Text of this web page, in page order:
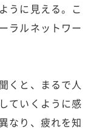
うに見える。こ
ラルネットワー
くと、まるで人
ていくように感
なり、疲れを知